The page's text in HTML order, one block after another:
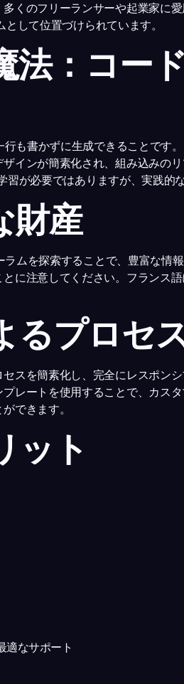
くのフリーランサーや起業家に
して位置づけられています。
法：コー
も書かずに生成できることです
インが簡素化され、組み込みの
が必要ではありますが、実践的
財産
ムを探索することで、豊富な情
に注意してください。フランス
るプロセ
スを簡素化し、完全にレスポン
レートを使用することで、カス
できます。
ット
適なサポート